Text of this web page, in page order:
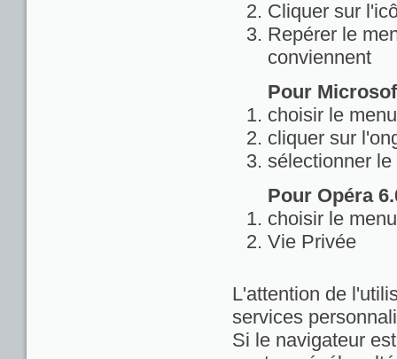
Cliquer sur
Repérer le
conviennent
Pour
choisir le
cliquer sur
sélectionner
Pour Opéra
choisir le
Vie Privée
L'attention de
services
Si le navigateur